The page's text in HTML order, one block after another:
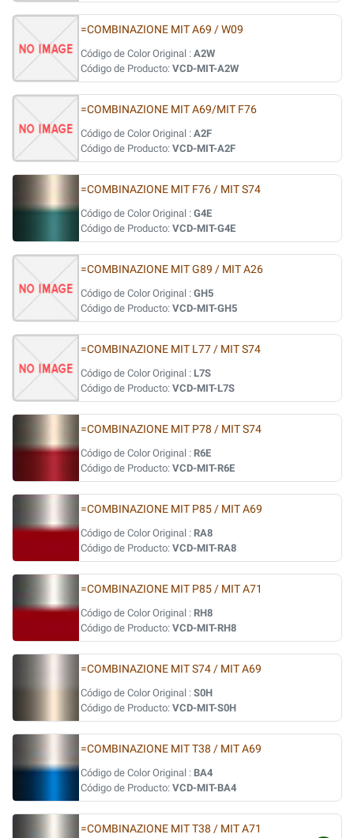
=COMBINAZIONE MIT A69 / W09
Código de Color Original : A2W
Código de Producto: VCD-MIT-A2W
=COMBINAZIONE MIT A69/MIT F76
Código de Color Original : A2F
Código de Producto: VCD-MIT-A2F
=COMBINAZIONE MIT F76 / MIT S74
Código de Color Original : G4E
Código de Producto: VCD-MIT-G4E
=COMBINAZIONE MIT G89 / MIT A26
Código de Color Original : GH5
Código de Producto: VCD-MIT-GH5
=COMBINAZIONE MIT L77 / MIT S74
Código de Color Original : L7S
Código de Producto: VCD-MIT-L7S
=COMBINAZIONE MIT P78 / MIT S74
Código de Color Original : R6E
Código de Producto: VCD-MIT-R6E
=COMBINAZIONE MIT P85 / MIT A69
Código de Color Original : RA8
Código de Producto: VCD-MIT-RA8
=COMBINAZIONE MIT P85 / MIT A71
Código de Color Original : RH8
Código de Producto: VCD-MIT-RH8
=COMBINAZIONE MIT S74 / MIT A69
Código de Color Original : S0H
Código de Producto: VCD-MIT-S0H
=COMBINAZIONE MIT T38 / MIT A69
Código de Color Original : BA4
Código de Producto: VCD-MIT-BA4
=COMBINAZIONE MIT T38 / MIT A71